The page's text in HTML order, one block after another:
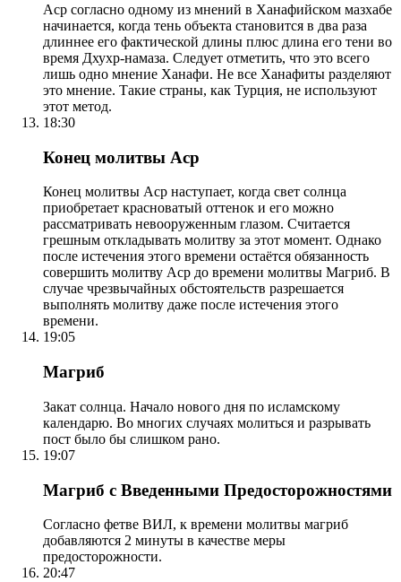
Аср согласно одному из мнений в Ханафийском мазхабе
начинается, когда тень объекта становится в два раза
длиннее его фактической длины плюс длина его тени во
время Дхухр-намаза. Следует отметить, что это всего
лишь одно мнение Ханафи. Не все Ханафиты разделяют
это мнение. Такие страны, как Турция, не используют
этот метод.
18:30
Конец молитвы Аср
Конец молитвы Аср наступает, когда свет солнца
приобретает красноватый оттенок и его можно
рассматривать невооруженным глазом. Считается
грешным откладывать молитву за этот момент. Однако
после истечения этого времени остаётся обязанность
совершить молитву Аср до времени молитвы Магриб. В
случае чрезвычайных обстоятельств разрешается
выполнять молитву даже после истечения этого
времени.
19:05
Магриб
Закат солнца. Начало нового дня по исламскому
календарю. Во многих случаях молиться и разрывать
пост было бы слишком рано.
19:07
Магриб с Введенными Предосторожностями
Согласно фетве ВИЛ, к времени молитвы магриб
добавляются 2 минуты в качестве меры
предосторожности.
20:47